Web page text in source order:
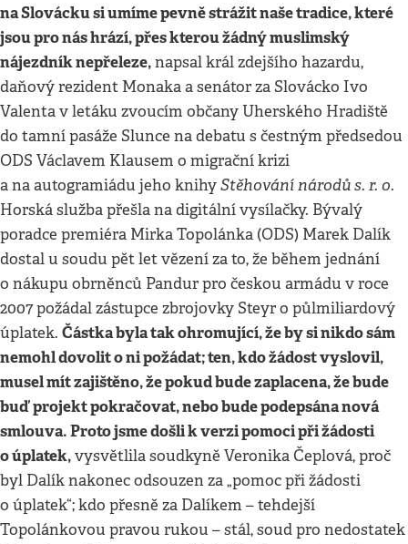
na Slovácku si umíme pevně strážit naše tradice, které
jsou pro nás hrází, přes kterou žádný muslimský
nájezdník nepřeleze,napsal král zdejšího hazardu,
daňový rezident Monaka a senátor za Slovácko Ivo
Valenta v letáku zvoucím občany Uherského Hradiště
do tamní pasáže Slunce na debatu s čestným předsedou
ODS Václavem Klausem o migrační krizi
a na autogramiádu jeho knihyStěhování národů s. r. o.
Horská služba přešla na digitální vysílačky. Bývalý
poradce premiéra Mirka Topolánka (ODS) Marek Dalík
dostal u soudu pět let vězení za to, že během jednání
o nákupu obrněnců Pandur pro českou armádu v roce
2007 požádal zástupce zbrojovky Steyr o půlmiliardový
úplatek. Částka byla tak ohromující, že by si nikdo sám
nemohl dovolit o ni požádat; ten, kdo žádost vyslovil,
musel mít zajištěno, že pokud bude zaplacena, že bude
buď projekt pokračovat, nebo bude podepsána nová
smlouva. Proto jsme došli k verzi pomoci při žádosti
o úplatek,vysvětlila soudkyně Veronika Čeplová, proč
byl Dalík nakonec odsouzen za „pomoc při žádosti
o úplatek“; kdo přesně za Dalíkem – tehdejší
Topolánkovou pravou rukou – stál, soud pro nedostatek